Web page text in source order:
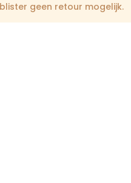
geen retour mogelijk.